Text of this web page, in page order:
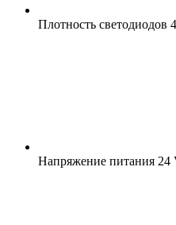
Плотность светодиодов
Напряжение питания 24